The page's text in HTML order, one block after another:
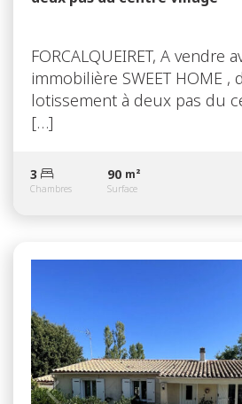
FORCALQUEIRET, A vendre
immobilière SWEET HOME ,
lotissement à deux pas du
[…]
3
Chambres
90 m²
Surface